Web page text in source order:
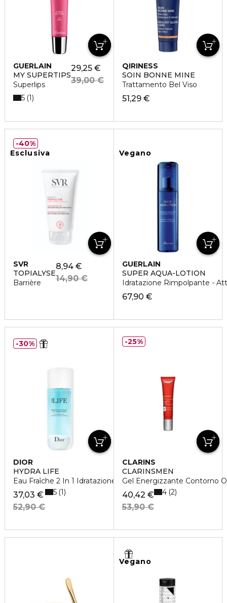
GUERLAIN
MY SUPERTIPS
Superlips
29,25 €
39,00 €
5 1
QIRINESS
SOIN BONNE MINE
Trattamento Bel Viso
51,29 €
Esclusiva
SVR
TOPIALYSE
Barrière
8,94 €
14,90 €
40%
Vegano
GUERLAIN
SUPER AQUA-LOTION
Idratazione Rimpolpante -
67,90 €
DIOR
HYDRA LIFE
Eau Fraîche 2 In 1 Idratazione Riequilibrante
37,03 €
52,90 €
5 1
30%
CLARINS
CLARINSMEN
Gel Energizzante Contorno
40,42 €
53,90 €
4 2
25%
Vegano